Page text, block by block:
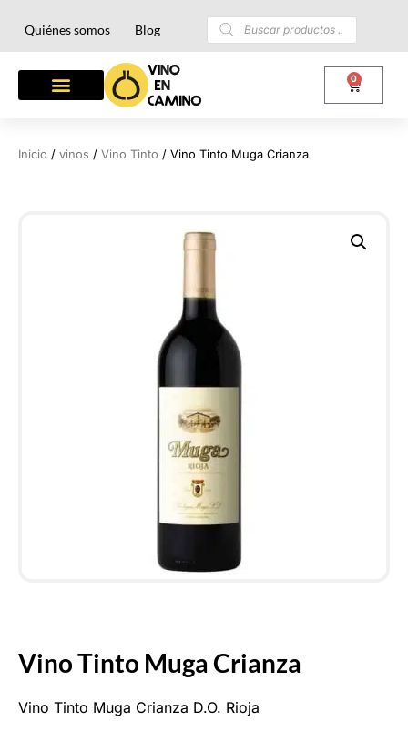
Quiénes somos Blog
0
Inicio / vinos / Vino Tinto / Vino Tinto Muga Crianza
Vino Tinto Muga Crianza
Vino Tinto Muga Crianza D.O. Rioja